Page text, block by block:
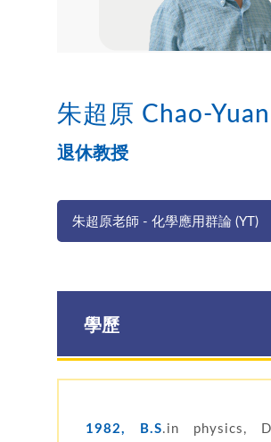
朱超原 Chao-
退休教授
朱超原老師 - 化學應用群論 (YT)
學歷
1982, B.S.in physics,